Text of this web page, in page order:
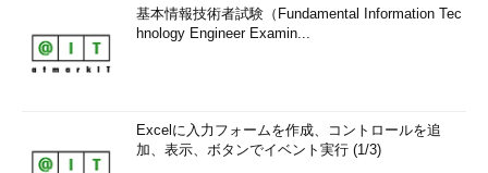
基本情報技術者試験（Fundamental Information Tec
hnology Engineer Examin...
Excelに入力フォームを作成、コントロールを追
加、表示、ボタンでイベント実行 (1/3)